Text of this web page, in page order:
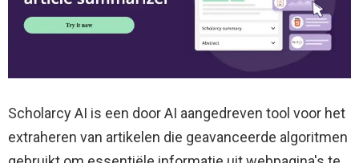
Scholarcy AI is een door AI aangedreven tool voor het
extraheren van artikelen die geavanceerde algoritmen